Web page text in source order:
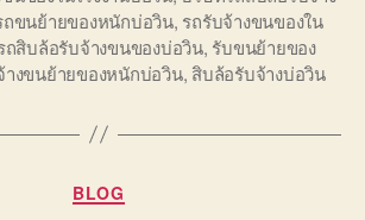
ถขนย้ายของหนักบ่อวิน, รถรับจ้างขนของใน
ถสิบล้อรับจ้างขนของบ่อวิน, รับขนย้ายของ
างขนย้ายของหนักบ่อวิน, สิบล้อรับจ้างบ่อวิน
Categories
BLOG